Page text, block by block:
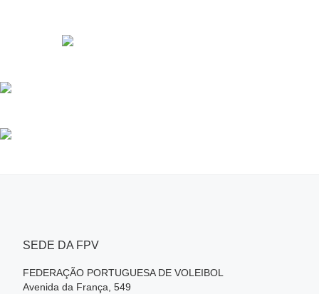
SEDE DA FPV
FEDERAÇÃO PORTUGUESA DE VOLEIBOL
Avenida da França, 549